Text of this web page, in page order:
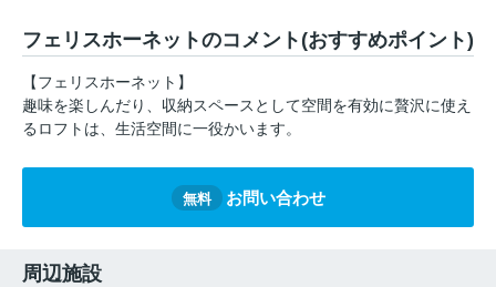
フェリスホーネットのコメント(おすすめポイント)
【フェリスホーネット】
趣味を楽しんだり、収納スペースとして空間を有効に贅沢に使え
るロフトは、生活空間に一役かいます。
無料 お問い合わせ
周辺施設